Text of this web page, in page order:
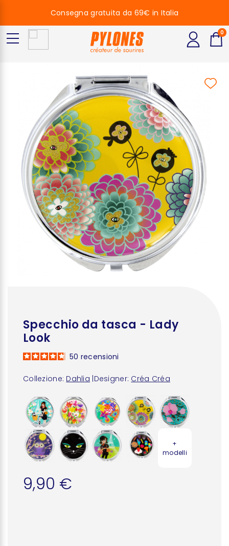
Specchio da tasca - Lady
Look
Collezione: Dahlia Designer: Créa Créa
50 recensioni
+
modelli
9,90 €
Consegna gratuita da 69€ in Italia
0